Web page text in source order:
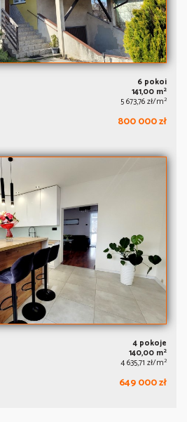
6 pokoi
141,00 m2
5 673,76 zł/m2
800 000 zł
4 pokoje
140,00 m2
4 635,71 zł/m2
649 000 zł